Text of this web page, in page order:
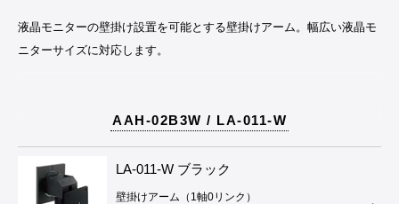
液晶モニターの壁掛け設置を可能とする壁掛けアーム。幅広い液晶モ
ニターサイズに対応します。
AAH-02B3W / LA-011-W
LA-011-W ブラック
壁掛けアーム（1軸0リンク）